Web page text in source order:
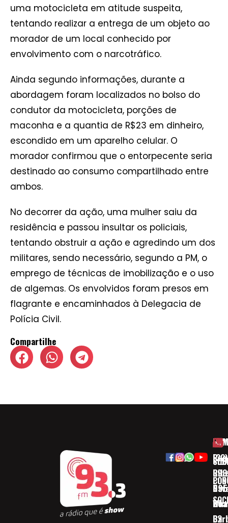
uma motocicleta em atitude suspeita,
tentando realizar a entrega de um objeto ao
morador de um local conhecido por
envolvimento com o narcotráfico.
Ainda segundo informações, durante a
abordagem foram localizados no bolso do
condutor da motocicleta, porções de
maconha e a quantia de R$23 em dinheiro,
escondido em um aparelho celular. O
morador confirmou que o entorpecente seria
destinado ao consumo compartilhado entre
ambos.
No decorrer da ação, uma mulher saiu da
residência e passou insultar os policiais,
tentando obstruir a ação e agredindo um dos
militares, sendo necessário, segundo a PM, o
emprego de técnicas de imobilização e o uso
de algemas. Os envolvidos foram presos em
flagrante e encaminhados à Delegacia de
Polícia Civil.
Compartilhe
(32)
32